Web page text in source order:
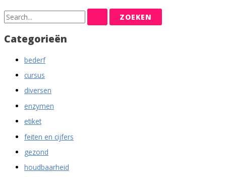
Z
e
Categorieën
bederf
cursus
diversen
enzymen
etiket
feiten en cijfers
gezond
houdbaarheid